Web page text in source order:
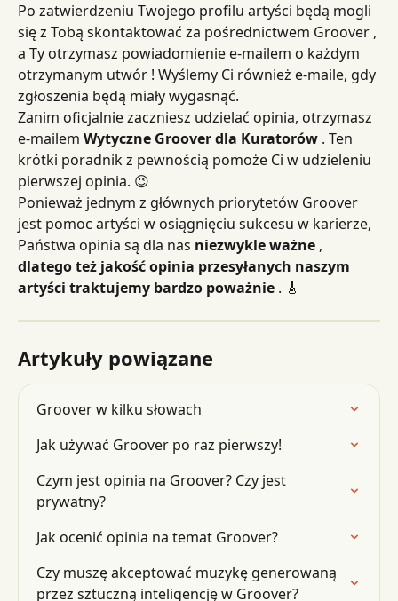
Po zatwierdzeniu Twojego profilu artyści będą mogli
się z Tobą skontaktować za pośrednictwem Groover ,
a Ty otrzymasz powiadomienie e-mailem o każdym
otrzymanym utwór ! Wyślemy Ci również e-maile, gdy
zgłoszenia będą miały wygasnąć.
Zanim oficjalnie zaczniesz udzielać opinia, otrzymasz
e-mailem Wytyczne Groover dla Kuratorów . Ten
krótki poradnik z pewnością pomoże Ci w udzieleniu
pierwszej opinia. 😉
Ponieważ jednym z głównych priorytetów Groover
jest pomoc artyści w osiągnięciu sukcesu w karierze,
Państwa opinia są dla nas niezwykle ważne ,
dlatego też jakość opinia przesyłanych naszym
artyści traktujemy bardzo poważnie . 🎸
Artykuły powiązane
Groover w kilku słowach
Jak używać Groover po raz pierwszy!
Czym jest opinia na Groover? Czy jest
prywatny?
Jak ocenić opinia na temat Groover?
Czy muszę akceptować muzykę generowaną
przez sztuczną inteligencję w Groover?